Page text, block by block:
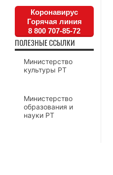
Коронавирус
Горячая линия
8 800 707-85-72
ПОЛЕЗНЫЕ ССЫЛКИ
Министерство
культуры РТ
Министерство
образования и
науки РТ